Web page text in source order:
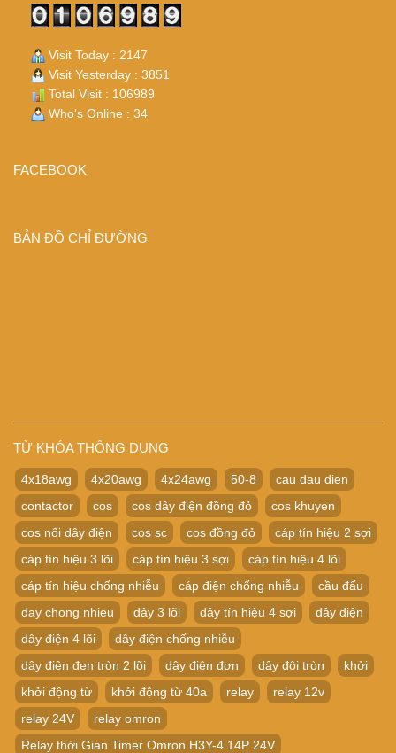
Visit Today : 2147
Visit Yesterday : 3851
Total Visit : 106989
Who's Online : 34
FACEBOOK
BẢN ĐỒ CHỈ ĐƯỜNG
TỪ KHÓA THÔNG DỤNG
4x18awg 4x20awg 4x24awg 50-8
cau dau dien
contactor
cos cos dây điện đồng đỏ
cos khuyen
cos nối dây điện
cos sc cos đồng đỏ
cáp tín hiệu 2 sợi
cáp tín hiệu 3 lõi
cáp tín hiệu 3 sợi
cáp tín hiệu 4 lõi
cáp tín hiệu chống nhiễu
cáp điện chống nhiễu
cầu đấu
day chong nhieu
dây 3 lõi dây tín hiệu 4 sợi
dây điện
dây điện 4 lõi
dây điện chống nhiễu
dây điện đen tròn 2 lõi
dây điện đơn dây đôi tròn
khởi
khởi động từ
khởi động từ 40a relay
relay 12v
relay 24V
relay omron
Relay thời Gian Timer Omron H3Y-4 14P 24V